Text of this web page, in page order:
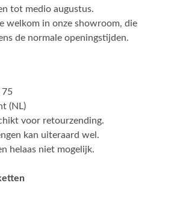
tot medio augustus.
welkom in onze showroom, die
de normale openingstijden.
75
(NL)
voor retourzending.
kan uiteraard wel.
helaas niet mogelijk.